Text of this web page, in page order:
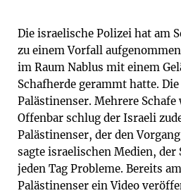
Die israelische Polizei hat am
zu einem Vorfall
im Raum Nablus mit einem
Schafherde gerammt hatte.
Palästinenser. Mehrere
Offenbar schlug der Israeli
Palästinenser, der den
sagte israelischen Medien, der
jeden Tag Probleme. Bereits
Palästinenser ein Video